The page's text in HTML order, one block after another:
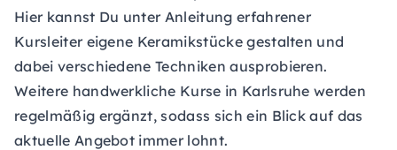
Hier kannst Du unter Anleitung erfahrener
Kursleiter eigene Keramikstücke gestalten und
dabei verschiedene Techniken ausprobieren.
Weitere handwerkliche Kurse in Karlsruhe werden
regelmäßig ergänzt, sodass sich ein Blick auf das
aktuelle Angebot immer lohnt.